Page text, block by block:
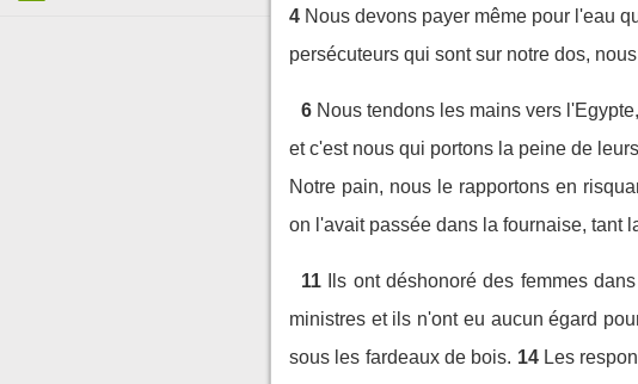
4 Nous devons payer même pour l'eau
persécuteurs qui sont sur notre dos,
6 Nous tendons les mains vers
et c'est nous qui portons la peine de
Notre pain, nous le rapportons en
on l'avait passée dans la fournaise, tant
11 Ils ont déshonoré des femmes
ministres et ils n'ont eu aucun égard
sous les fardeaux de bois. 14 Les